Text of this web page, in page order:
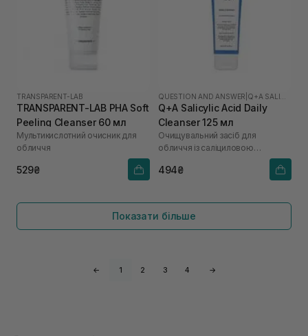
TRANSPARENT-LAB
TRANSPARENT-LAB PHA Soft
Peeling Cleanser 60 мл
Мультикислотний очисник для
обличчя
529₴
QUESTION AND ANSWER Q+A SALICYLIC ACID
Q+A Salicylic Acid Daily
Cleanser 125 мл
Очищувальний засіб для
обличчя із саліциловою
494₴
Показати більше
← 1 2 3 4 →